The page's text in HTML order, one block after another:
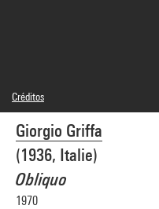
Giorgio Griffa
(1936, Italie)
Obliquo
1970
Créditos
© Adagp, Paris
Créditos fotográficos : Centre
GrandPalaisRmn
Referencia de la imagen : 4Y05414
Difusión de la imagen :